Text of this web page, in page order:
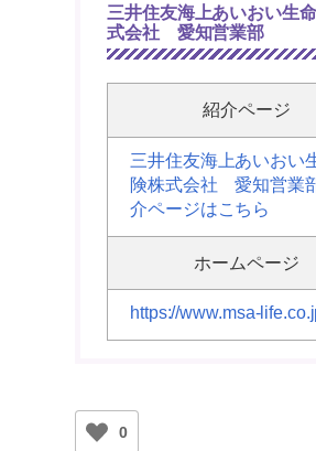
三井住友海上あいおい生
式会社 愛知営業部
紹介ページ
三井住友海上あいおい
険株式会社 愛知営業
介ページはこちら
ホームページ
https://www.msa-
0